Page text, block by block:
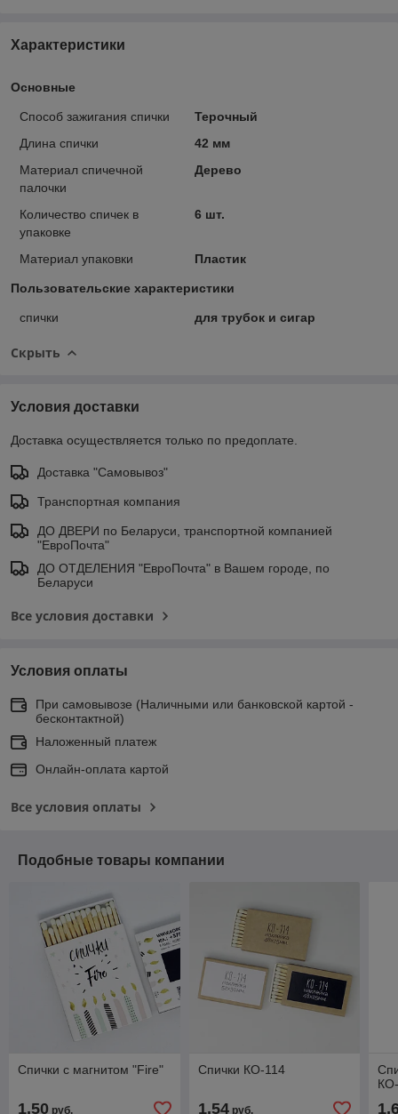
Характеристики
Основные
Способ зажигания спички
Терочный
Длина спички
42 мм
Материал спичечной
палочки
Дерево
Количество спичек в
упаковке
6 шт.
Материал упаковки Пластик
Пользовательские характеристики
спички для трубок и сигар
Скрыть
Условия доставки
Доставка осуществляется только по предоплате.
Доставка "Самовывоз"
Транспортная компания
ДО ДВЕРИ по Беларуси, транспортной компанией
"ЕвроПочта"
ДО ОТДЕЛЕНИЯ "ЕвроПочта" в Вашем городе, по
Беларуси
Все условия доставки
Условия оплаты
При самовывозе (Наличными или банковской картой -
бесконтактной)
Наложенный платеж
Онлайн-оплата картой
Все условия оплаты
Подобные товары компании
Спички с магнитом "Fire"
1,50 руб.
Спички КО-114
1,54руб.